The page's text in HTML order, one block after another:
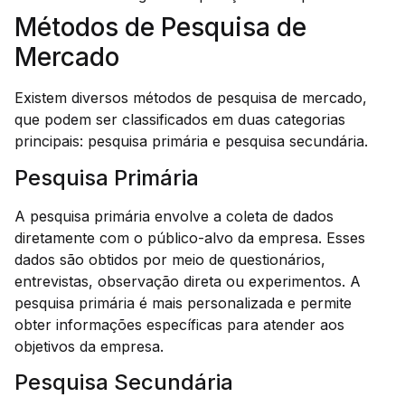
Métodos de Pesquisa de
Mercado
Existem diversos métodos de pesquisa de mercado,
que podem ser classificados em duas categorias
principais: pesquisa primária e pesquisa secundária.
Pesquisa Primária
A pesquisa primária envolve a coleta de dados
diretamente com o público-alvo da empresa. Esses
dados são obtidos por meio de questionários,
entrevistas, observação direta ou experimentos. A
pesquisa primária é mais personalizada e permite
obter informações específicas para atender aos
objetivos da empresa.
Pesquisa Secundária